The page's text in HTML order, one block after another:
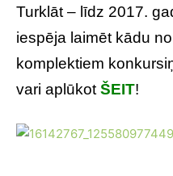
Turklāt – līdz 2017.
iespēja laimēt kādu
komplektiem
vari aplūkot ŠEIT!